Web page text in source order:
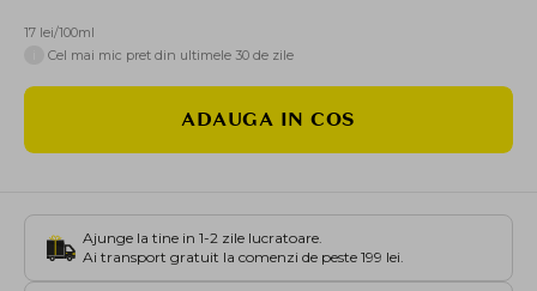
17 lei/100ml
Cel mai mic pret din ultimele 30 de zile
ADAUGA IN COS
Ajunge la tine in 1-2 zile lucratoare.
Ai transport gratuit la comenzi de peste 199 lei.